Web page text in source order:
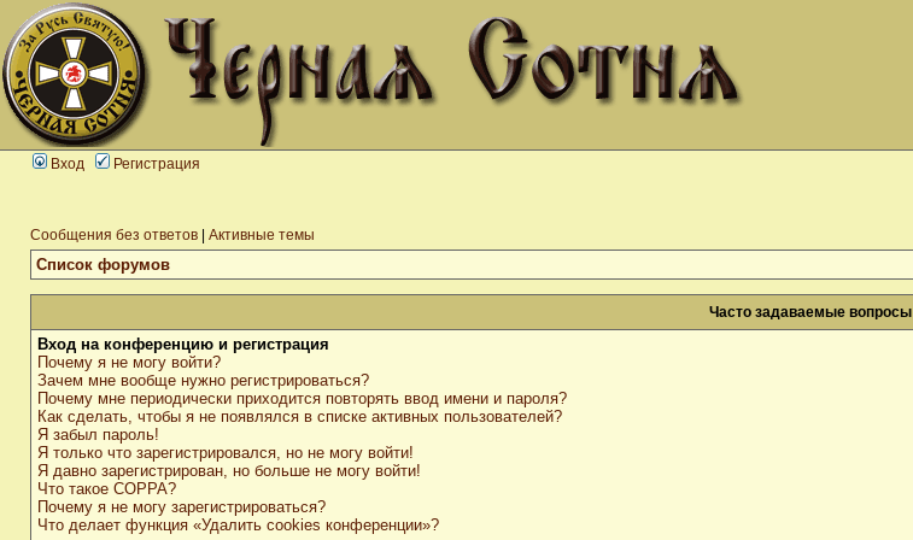
Вход Регистрация
Сообщения без ответов Активные темы
Список форумов
Часто задаваемые вопросы
Вход на конференцию и регистрация
Почему я не могу войти?
Зачем мне вообще нужно регистрироваться?
Почему мне периодически приходится повторять ввод имени и пароля?
Как сделать, чтобы я не появлялся в списке активных пользователей?
Я забыл пароль!
Я только что зарегистрировался, но не могу войти!
Я давно зарегистрирован, но больше не могу войти!
Что такое COPPA?
Почему я не могу зарегистрироваться?
Что делает функция «Удалить cookies конференции»?